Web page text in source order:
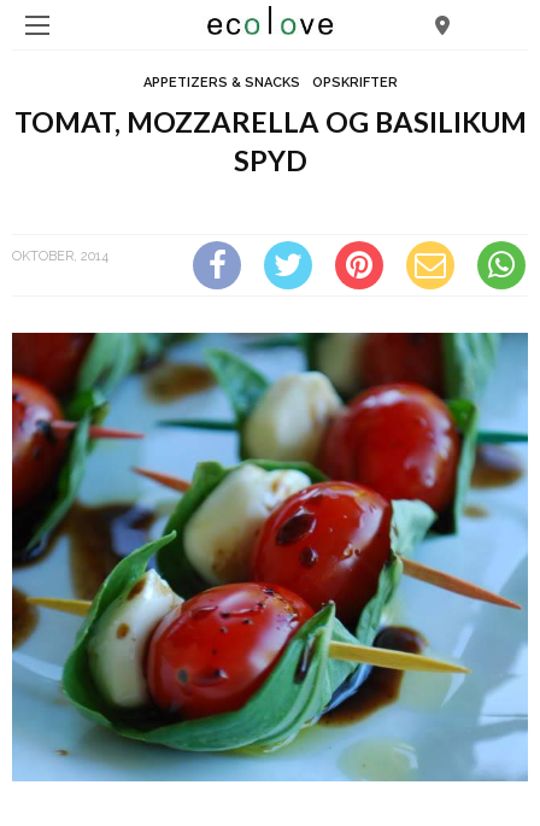
APPETIZERS & SNACKS OPSKRIFTER
TOMAT, MOZZARELLA OG BASILIKUM
SPYD
OKTOBER, 2014